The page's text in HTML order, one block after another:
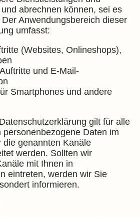
abrechnen können, sei es
Anwendungsbereich dieser
umfasst:
(Websites, Onlineshops),
und E-Mail-
Smartphones und andere
gilt für alle
personenbezogene Daten im
die genannten Kanäle
werden. Sollten wir
mit Ihnen in
eintreten, werden wir Sie
informieren.